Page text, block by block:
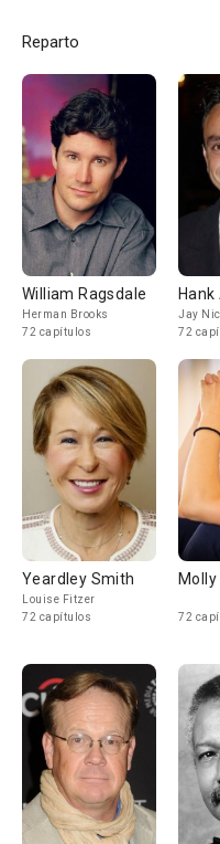
Reparto
William Ragsdale
Herman Brooks
72 capítulos
Jay
72
Yeardley Smith
Louise Fitzer
72 capítulos
Molly
72